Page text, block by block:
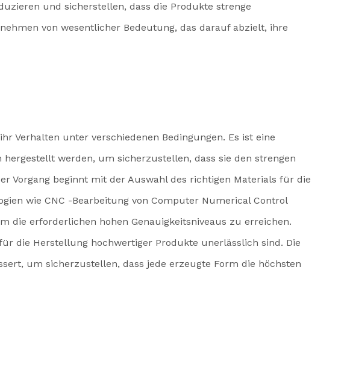
und sicherstellen, dass die Produkte strenge
von wesentlicher Bedeutung, das darauf abzielt, ihre
Verhalten unter verschiedenen Bedingungen. Es ist eine
werden, um sicherzustellen, dass sie den strengen
Vorgang beginnt mit der Auswahl des richtigen Materials für die
wie CNC -Bearbeitung von Computer Numerical Control
die erforderlichen hohen Genauigkeitsniveaus zu erreichen.
die Herstellung hochwertiger Produkte unerlässlich sind. Die
um sicherzustellen, dass jede erzeugte Form die höchsten